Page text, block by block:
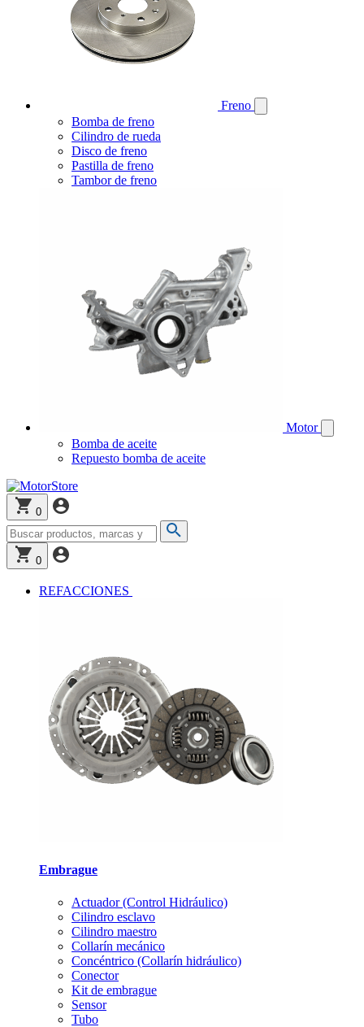
Freno
Bomba de freno
Cilindro de rueda
Disco de freno
Pastilla de freno
Tambor de freno
Motor
Bomba de aceite
Repuesto bomba de aceite
0
0
REFACCIONES
Embrague
Actuador (Control Hidráulico)
Cilindro esclavo
Cilindro maestro
Collarín mecánico
Concéntrico (Collarín hidráulico)
Conector
Kit de embrague
Sensor
Tubo